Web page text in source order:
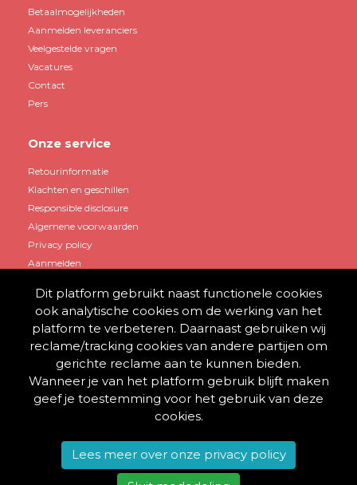
Betaalmogelijkheden
Aanmelden leveranciers
Veelgestelde vragen
Vacatures
Contact
Pers
Onze service
Retourinformatie
Klachten en geschillen
Responsible disclosure
Algemene voorwaarden
Privacy policy
Aanmelden
Mijn account
Account aanmaken
Winkelwagen
Inloggen
© 2013 - 2026 BestelThuis
Alle rechten voorbehouden.
Dit platform gebruikt naast functionele cookies
ook analytische cookies om de werking van het
platform te verbeteren. Daarnaast gebruiken wij
reclame/tracking cookies van andere partijen om
gerichte reclame aan te kunnen bieden.
Wanneer je van het platform gebruik blijft maken
geef je toestemming voor het gebruik van deze
cookies.
Lees meer over onze privacy policy